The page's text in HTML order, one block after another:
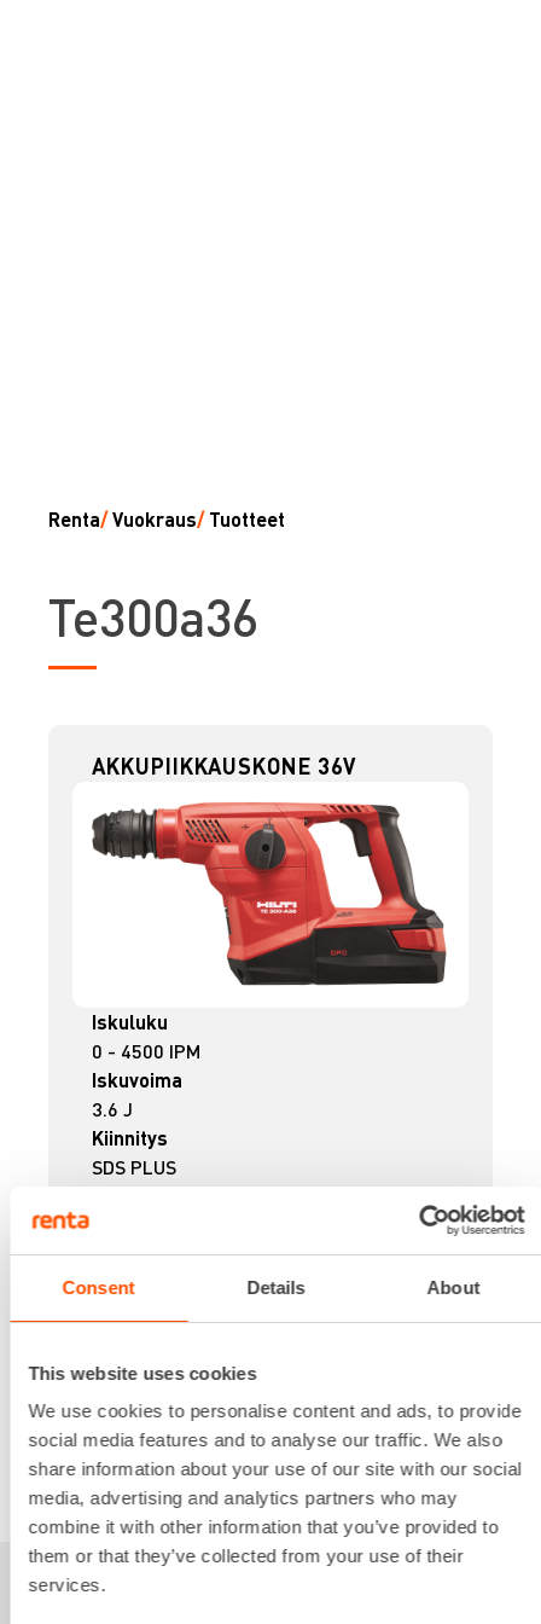
Consent Details About
This website uses cookies
We use cookies to personalise content and ads, to provide
social media features and to analyse our traffic. We also
share information about your use of our site with our social
media, advertising and analytics partners who may
combine it with other information that you’ve provided to
them or that they’ve collected from your use of their
services.
Renta/Vuokraus/ Tuotteet
Te300a36
AKKUPIIKKAUSKONE 36V
Iskuluku
0 - 4500 IPM
Iskuvoima
3.6 J
Kiinnitys
SDS PLUS
Paino
Jännite
36 V
Kuukausi
Alv 0 %
VUOKRAA